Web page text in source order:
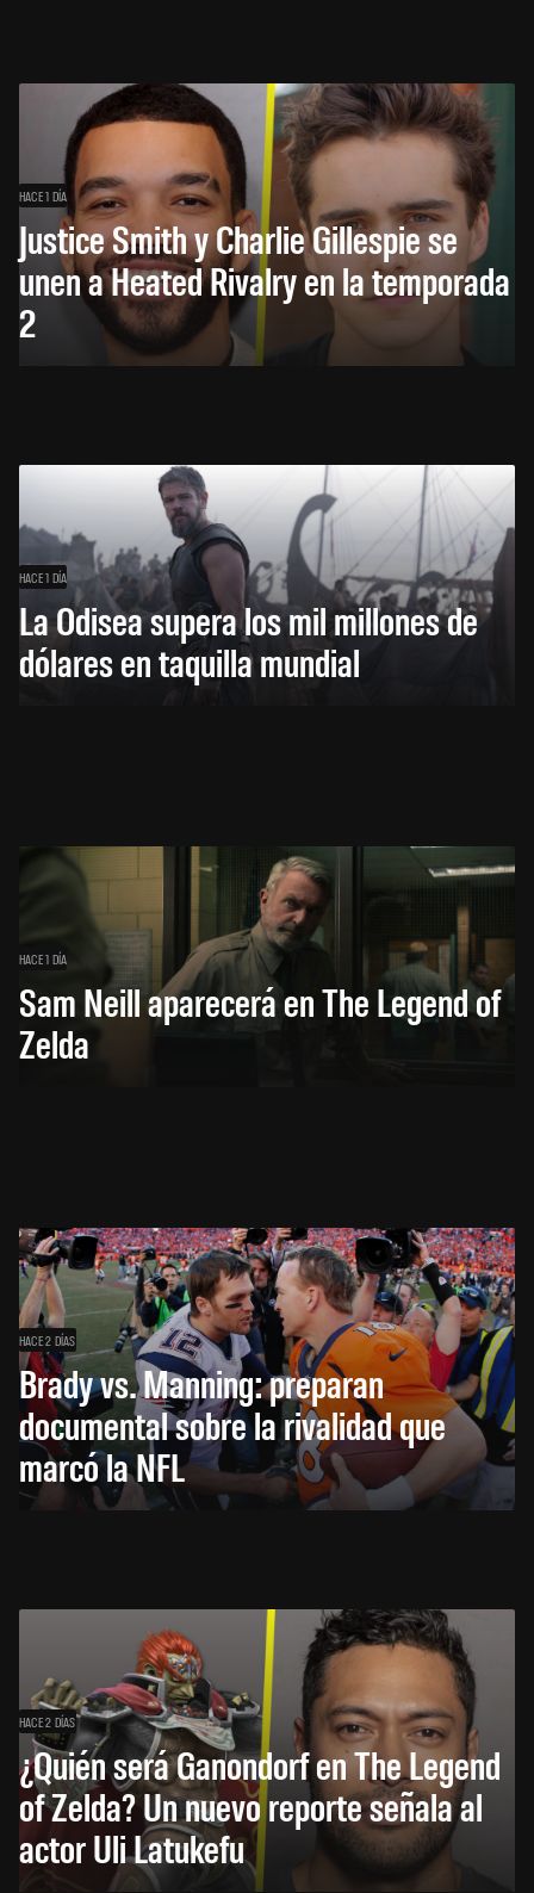
HACE 1 DÍA
Justice Smith y Charlie Gillespie se
unen a Heated Rivalry en la temporada
2
HACE 1 DÍA
La Odisea supera los mil millones de
dólares en taquilla mundial
HACE 1 DÍA
Sam Neill aparecerá en The Legend of
Zelda
HACE 2 DÍAS
Brady vs. Manning: preparan
documental sobre la rivalidad que
marcó la NFL
HACE 2 DÍAS
¿Quién será Ganondorf en The Legend
of Zelda? Un nuevo reporte señala al
actor Uli Latukefu